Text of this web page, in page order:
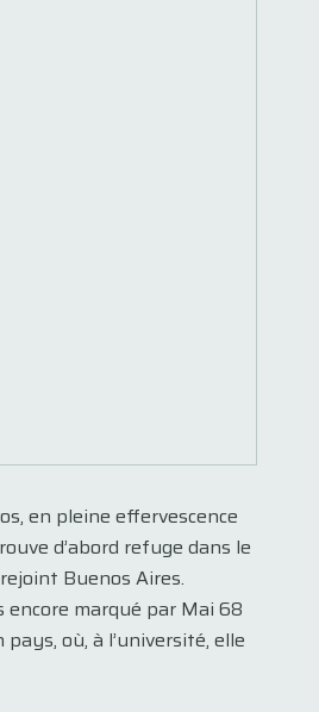
en pleine effervescence
d’abord refuge dans le
Buenos Aires.
encore marqué par Mai 68
où, à l’université, elle